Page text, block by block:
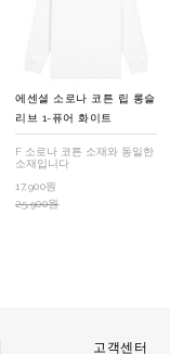
에센셜 소로나 코튼 립 롱슬
리브 1-퓨어 화이트
F 소로나 코튼 소재와 동일한
소재입니다
17,900원
25,900원
고객센터